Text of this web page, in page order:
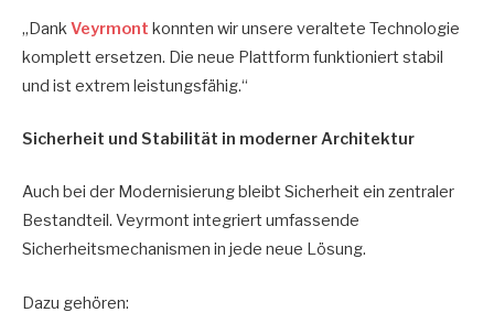
„DankVeyrmont konnten wir unsere veraltete Technologie
komplett ersetzen. Die neue Plattform funktioniert stabil
und ist extrem leistungsfähig.“
Sicherheit und Stabilität in moderner Architektur
Auch bei der Modernisierung bleibt Sicherheit ein zentraler
Bestandteil. Veyrmont integriert umfassende
Sicherheitsmechanismen in jede neue Lösung.
Dazu gehören: